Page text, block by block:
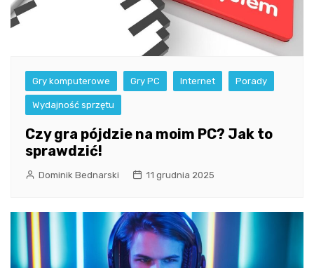
Gry komputerowe Gry PC Internet Porady
Wydajność sprzętu
Czy gra pójdzie na moim PC? Jak to
sprawdzić!
Dominik Bednarski 11 grudnia 2025